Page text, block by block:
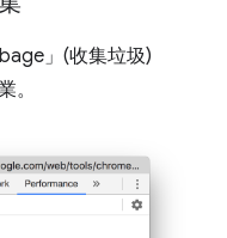
」(收集垃圾)
。